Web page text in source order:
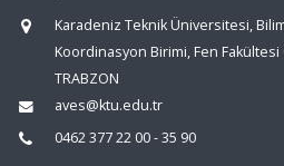
Karadeniz Teknik Üniversitesi,
Koordinasyon Birimi, Fen Fakültesi
TRABZON
aves@ktu.edu.tr
0462 377 22 00 - 35 90